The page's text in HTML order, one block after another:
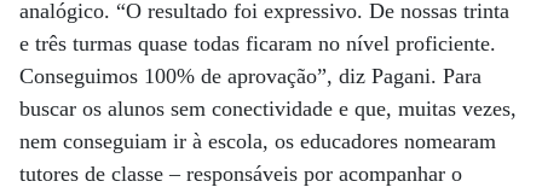
analógico. “O resultado foi expressivo. De nossas trinta
e três turmas quase todas ficaram no nível proficiente.
Conseguimos 100% de aprovação”, diz Pagani. Para
buscar os alunos sem conectividade e que, muitas vezes,
nem conseguiam ir à escola, os educadores nomearam
tutores de classe – responsáveis por acompanhar o